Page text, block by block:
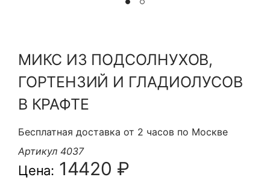
МИКС ИЗ ПОДСОЛНУХОВ,
ГОРТЕНЗИЙ И ГЛАДИОЛУСОВ
В КРАФТЕ
Бесплатная доставка от 2 часов по Москве
Артикул 4037
Цена: 14420 ₽